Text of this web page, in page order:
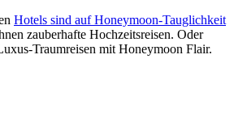
Hotels sind auf Honeymoon-Tauglichkeit
zauberhafte Hochzeitsreisen. Oder
Traumreisen mit Honeymoon Flair.